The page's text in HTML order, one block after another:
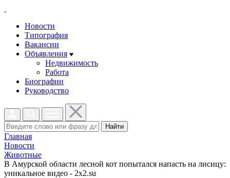
Новости
Типография
Вакансии
Объявления
Недвижимость
Работа
Биографии
Руководство
Найти
Главная
Новости
Животные
В Амурской области лесной кот попытался напасть на лисицу:
уникальное видео - 2x2.su